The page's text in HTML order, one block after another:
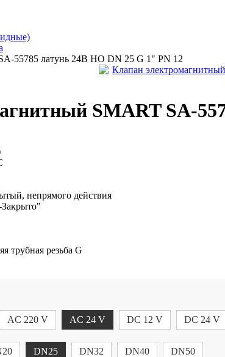
55785 латунь 24В НО DN 25 G 1" PN 12
SMART SA-
непрямого действия
трубная резьба G
AC 220 V AC 24 V DC 12 V DC 24 V
DN25 DN32 DN40 DN50